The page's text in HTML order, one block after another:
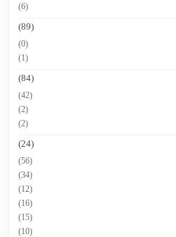
(6)
(89)
(0)
(1)
(84)
(42)
(2)
(2)
(24)
(56)
(34)
(12)
(16)
(15)
(10)